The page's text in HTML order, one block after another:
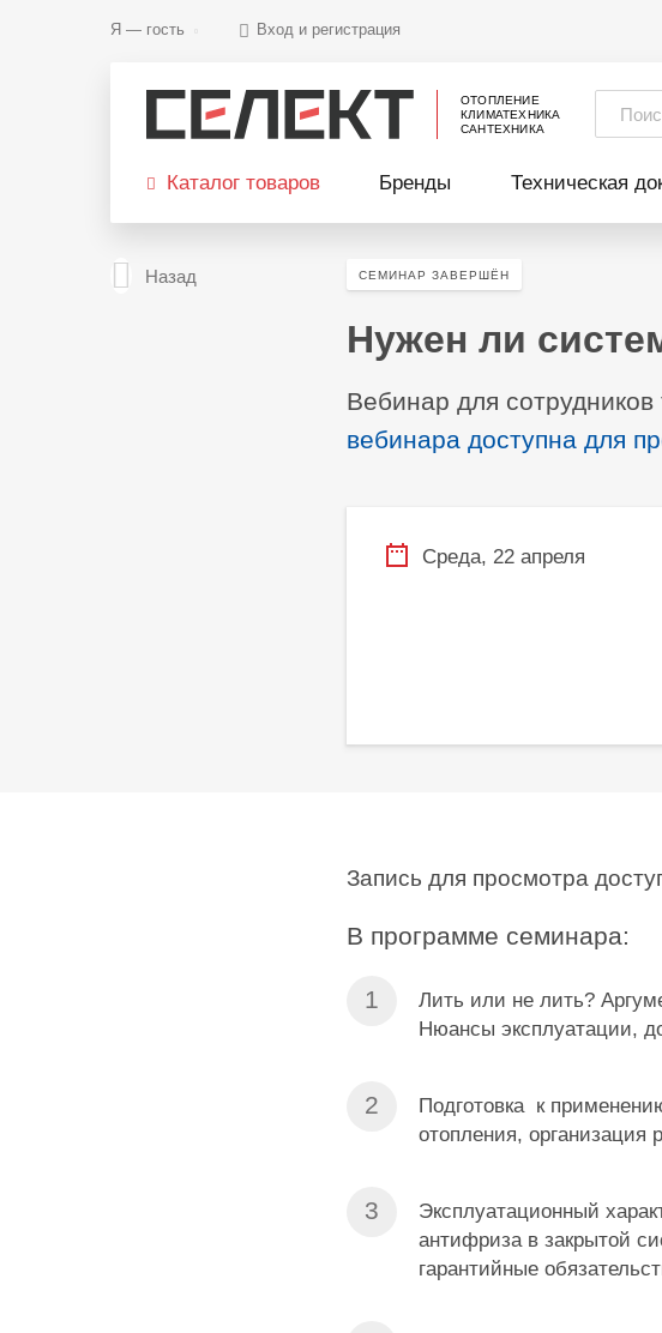
Я — гость Вход и регистрация
ОТОПЛЕНИЕ
КЛИМАТЕХНИКА
САНТЕХНИКА
Каталог товаров Бренды Техническая
Назад СЕМИНАР ЗАВЕРШЁН
Нужен ли
Вебинар для
вебинара доступна для
Среда, 22 апреля
Запись для просмотра
В программе семинара:
Лить или не лить?
Нюансы эксплуатации,
Подготовка к
отопления, организация
Эксплуатационный
антифриза в закрытой
гарантийные